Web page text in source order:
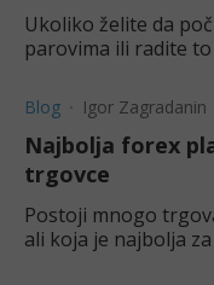
Ukoliko želite da
parovima ili radite
Blog Igor Zagradanin
Najbolja forex
trgovce
Postoji mnogo
ali koja je najbolja